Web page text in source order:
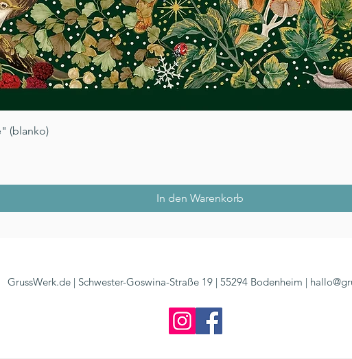
(blanko)
In den Warenkorb
GrussWerk.de | Schwester-Goswina-Straße 19 | 55294 Bodenheim |